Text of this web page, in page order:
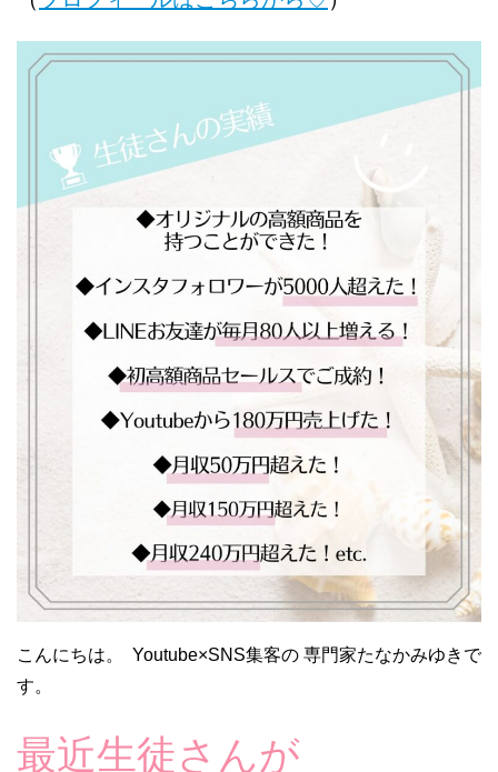
こんにちは。 Youtube×SNS集客の 専門家たなかみゆきで
す。
最近生徒さんが